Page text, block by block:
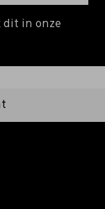
dit in onze